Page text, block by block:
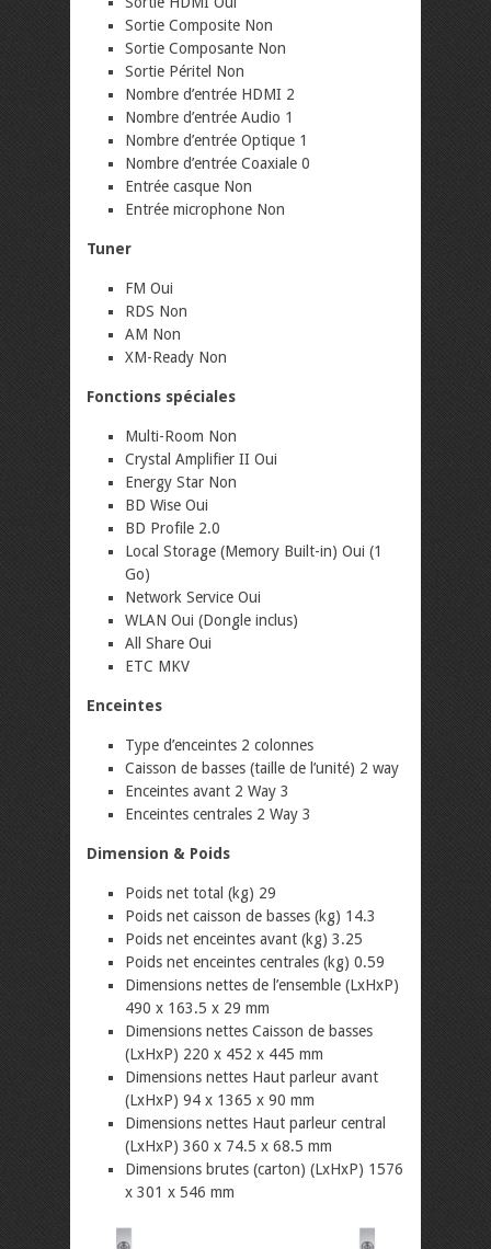
Sortie Composite Non
Sortie Composante Non
Sortie Péritel Non
Nombre d’entrée HDMI 2
Nombre d’entrée Audio 1
Nombre d’entrée Optique 1
Nombre d’entrée Coaxiale 0
Entrée casque Non
Entrée microphone Non
Tuner
FM Oui
RDS Non
AM Non
XM-Ready Non
Fonctions spéciales
Multi-Room Non
Crystal Amplifier II Oui
Energy Star Non
BD Wise Oui
BD Profile 2.0
Local Storage (Memory Built-in) Oui (1
Go)
Network Service Oui
WLAN Oui (Dongle inclus)
All Share Oui
ETC MKV
Enceintes
Type d’enceintes 2 colonnes
Caisson de basses (taille de l’unité) 2 way
Enceintes avant 2 Way 3
Enceintes centrales 2 Way 3
Dimension & Poids
Poids net total (kg) 29
Poids net caisson de basses (kg) 14.3
Poids net enceintes avant (kg) 3.25
Poids net enceintes centrales (kg) 0.59
Dimensions nettes de l’ensemble (LxHxP)
490 x 163.5 x 29 mm
Dimensions nettes Caisson de basses
(LxHxP) 220 x 452 x 445 mm
Dimensions nettes Haut parleur avant
(LxHxP) 94 x 1365 x 90 mm
Dimensions nettes Haut parleur central
(LxHxP) 360 x 74.5 x 68.5 mm
Dimensions brutes (carton) (LxHxP) 1576
x 301 x 546 mm